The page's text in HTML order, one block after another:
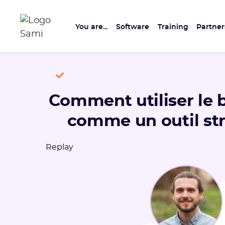
You are... Software Training
Comment utiliser le
comme un outil
Replay